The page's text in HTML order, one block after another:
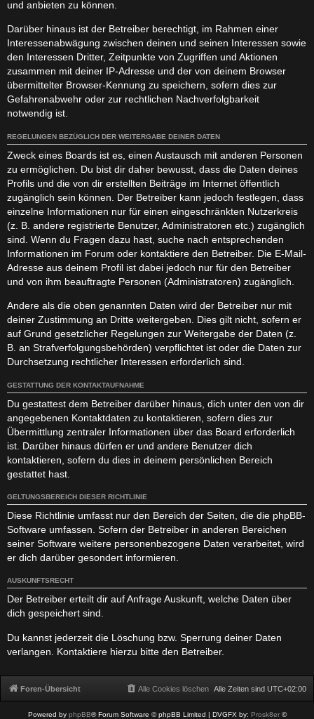
und anbieten zu können.
Darüber hinaus ist der Betreiber berechtigt, im Rahmen einer
Interessenabwägung zwischen deinen und seinen Interessen sowie
den Interessen Dritter, Zeitpunkte von Zugriffen und Aktionen
zusammen mit deiner IP-Adresse und der von deinem Browser
übermittelter Browser-Kennung zu speichern, sofern dies zur
Gefahrenabwehr oder zur rechtlichen Nachverfolgbarkeit
notwendig ist.
REGELUNGEN BEZÜGLICH DER WEITERGABE DEINER DATEN
Zweck eines Boards ist es, einen Austausch mit anderen Personen
zu ermöglichen. Du bist dir daher bewusst, dass die Daten deines
Profils und die von dir erstellten Beiträge im Internet öffentlich
zugänglich sein können. Der Betreiber kann jedoch festlegen, dass
einzelne Informationen nur für einen eingeschränkten Nutzerkreis
(z. B. andere registrierte Benutzer, Administratoren etc.) zugänglich
sind. Wenn du Fragen dazu hast, suche nach entsprechenden
Informationen im Forum oder kontaktiere den Betreiber. Die E-Mail-
Adresse aus deinem Profil ist dabei jedoch nur für den Betreiber
und von ihm beauftragte Personen (Administratoren) zugänglich.
Andere als die oben genannten Daten wird der Betreiber nur mit
deiner Zustimmung an Dritte weitergeben. Dies gilt nicht, sofern er
auf Grund gesetzlicher Regelungen zur Weitergabe der Daten (z.
B. an Strafverfolgungsbehörden) verpflichtet ist oder die Daten zur
Durchsetzung rechtlicher Interessen erforderlich sind.
GESTATTUNG DER KONTAKTAUFNAHME
Du gestattest dem Betreiber darüber hinaus, dich unter den von dir
angegebenen Kontaktdaten zu kontaktieren, sofern dies zur
Übermittlung zentraler Informationen über das Board erforderlich
ist. Darüber hinaus dürfen er und andere Benutzer dich
kontaktieren, sofern du dies in deinem persönlichen Bereich
gestattet hast.
GELTUNGSBEREICH DIESER RICHTLINIE
Diese Richtlinie umfasst nur den Bereich der Seiten, die die phpBB-
Software umfassen. Sofern der Betreiber in anderen Bereichen
seiner Software weitere personenbezogene Daten verarbeitet, wird
er dich darüber gesondert informieren.
AUSKUNFTSRECHT
Der Betreiber erteilt dir auf Anfrage Auskunft, welche Daten über
dich gespeichert sind.
Du kannst jederzeit die Löschung bzw. Sperrung deiner Daten
verlangen. Kontaktiere hierzu bitte den Betreiber.
Foren-Übersicht Alle Zeiten sind UTC+02:00
Alle Cookies löschen
Powered by phpBB® Forum Software © phpBB Limited | DVGFX by: Prosk8er©